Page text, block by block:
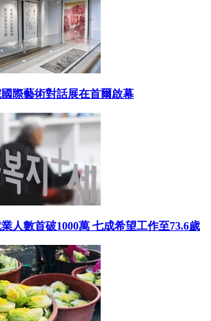
際藝術對話展在首爾啟幕
人數首破1000萬 七成希望工作至73.6歲